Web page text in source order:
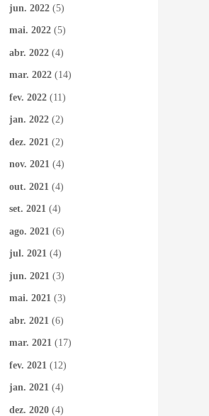
jun. 2022 (5)
mai. 2022 (5)
abr. 2022 (4)
mar. 2022 (14)
fev. 2022 (11)
jan. 2022 (2)
dez. 2021 (2)
nov. 2021 (4)
out. 2021 (4)
set. 2021 (4)
ago. 2021 (6)
jul. 2021 (4)
jun. 2021 (3)
mai. 2021 (3)
abr. 2021 (6)
mar. 2021 (17)
fev. 2021 (12)
jan. 2021 (4)
dez. 2020 (4)